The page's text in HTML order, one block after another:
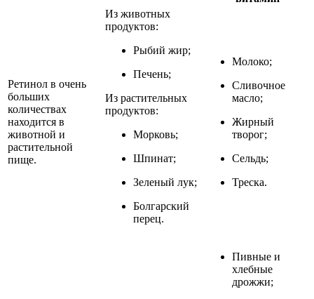
Ретинол в очень
больших
количествах
находится в
животной и
растительной
пище.
Из животных
продуктов:
Рыбий жир;
Печень;
Из растительных
продуктов:
Морковь;
Шпинат;
Зеленый лук;
Болгарский
перец.
Молоко;
Сливочное
масло;
Жирный
творог;
Сельдь;
Треска.
Пивные и
хлебные
дрожжи;